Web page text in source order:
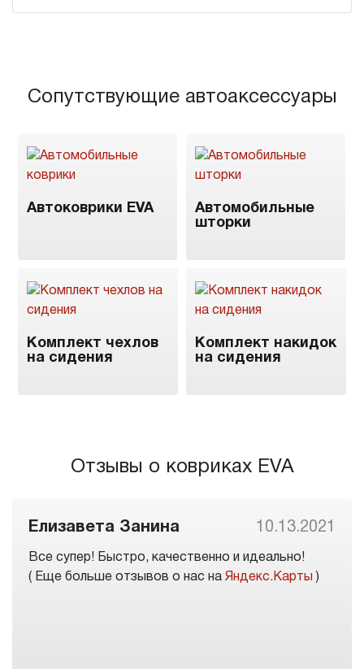
Сопутствующие автоаксессуары
Автоковрики EVA
Автомобильные
шторки
Комплект чехлов
на сидения
Комплект накидок
на сидения
Отзывы о ковриках EVA
Елизавета Занина 10.13.2021
Все супер! Быстро, качественно и идеально!
( Еще больше отзывов о нас на Яндекс.Карты )